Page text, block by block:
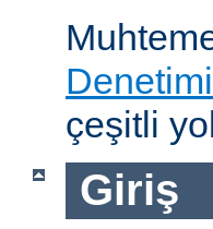
Denetimi
çeşitli
Giriş